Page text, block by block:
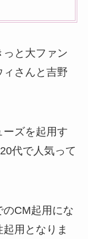
と大ファン
さんと吉野
ーズを起用す
代で人気って
CM起用にな
用となりま